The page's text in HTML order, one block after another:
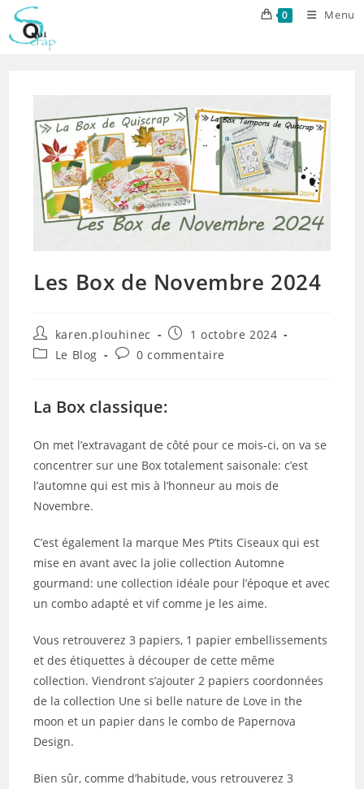
Skip
content
0 Menu
Les Box de Novembre 2024
Auteur/autrice
de
la
karen.plouhinec
Publication
publiée :
1 octobre 2024
PostLe Blog
Commentaires
publication :
0 commentaire
La Box classique:
On met l’extravagant de côté pour ce mois-ci, on va se
concentrer sur une Box totalement saisonale: c’est
l’automne qui est mis à l’honneur au mois de
Novembre.
C’est également la marque Mes P’tits Ciseaux qui est
mise en avant avec la jolie collection Automne
gourmand: une collection idéale pour l’époque et avec
un combo adapté et vif comme je les aime.
Vous retrouverez 3 papiers, 1 papier embellissements
et des étiquettes à découper de cette même
collection. Viendront s’ajouter 2 papiers coordonnées
de la collection Une si belle nature de Love in the
moon et un papier dans le combo de Papernova
Design.
Bien sûr, comme d’habitude, vous retrouverez 3